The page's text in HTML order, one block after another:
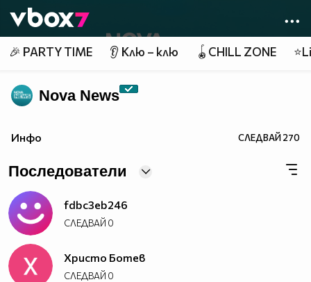
👾
🎉 PARTY TIME 👂 Клю – клю 🪀CHILL ZONE
Nova News
Инфо СЛЕДВАЙ270
Последователи
fdbc3eb246
СЛЕДВАЙ 0
Христо Ботев
СЛЕДВАЙ 0